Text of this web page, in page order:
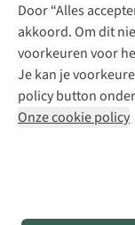
Door “Alles
akkoord. Om dit
voorkeuren voor
Je kan je
policy button
Onze cookie policy
Disclaimer